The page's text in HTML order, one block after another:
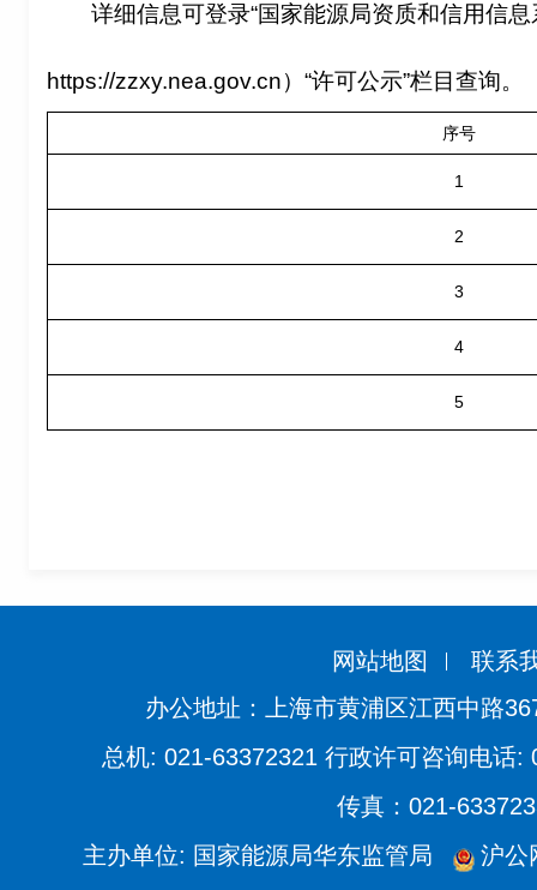
详细信息可登录“国家能源局资质和信用信息
https://zzxy.nea.gov.cn）“许可公示”栏目查询。
序号
1
2
3
4
5
网站地图
联系
办公地址：上海市黄浦区江西中路
总机: 021-63372321 行政许可咨询电话:
传真：021-
主办单位: 国家能源局华东监管局
沪公